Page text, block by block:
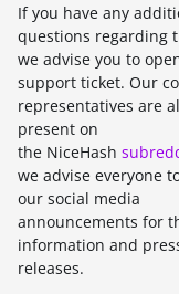
If you have any
questions regarding
we advise you to
support ticket. Our
representatives are
present on
the NiceHash
we advise everyone
our social media
announcements for
information and
releases.